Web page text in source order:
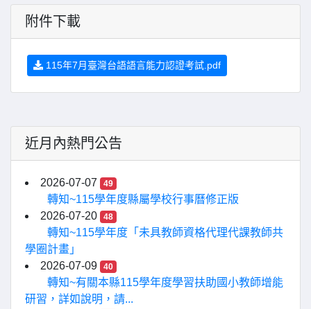
附件下載
115年7月臺灣台語語言能力認證考試.pdf
近月內熱門公告
2026-07-07 49
轉知~115學年度縣屬學校行事曆修正版
2026-07-20
48
轉知~115學年度「未具教師資格代理代課教師共
學圈計畫」
2026-07-09
40
轉知~有關本縣115學年度學習扶助國小教師增能
研習，詳如說明，請...